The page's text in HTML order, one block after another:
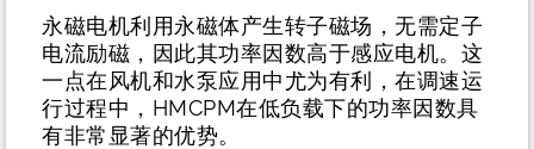
永磁电机利用永磁体产生转子磁场，无需定子
电流励磁，因此其功率因数高于感应电机。这
一点在风机和水泵应用中尤为有利，在调速运
行过程中，HMCPM在低负载下的功率因数具
有非常显著的优势。